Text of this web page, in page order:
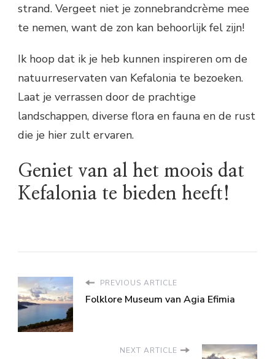
strand. Vergeet niet je zonnebrandcrème mee
te nemen, want de zon kan behoorlijk fel zijn!
Ik hoop dat ik je heb kunnen inspireren om de
natuurreservaten van Kefalonia te bezoeken.
Laat je verrassen door de prachtige
landschappen, diverse flora en fauna en de rust
die je hier zult ervaren.
Geniet van al het moois dat
Kefalonia te bieden heeft!
PREVIOUS ARTICLE
Folklore Museum van Agia Efimia
NEXT ARTICLE